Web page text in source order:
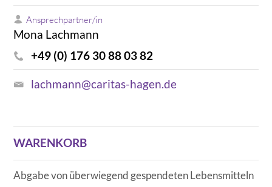
Ansprechpartner/in
Mona Lachmann
+49 (0) 176 30 88 03 82
lachmann@caritas-hagen.de
WARENKORB
Abgabe von überwiegend gespendeten Lebensmitteln